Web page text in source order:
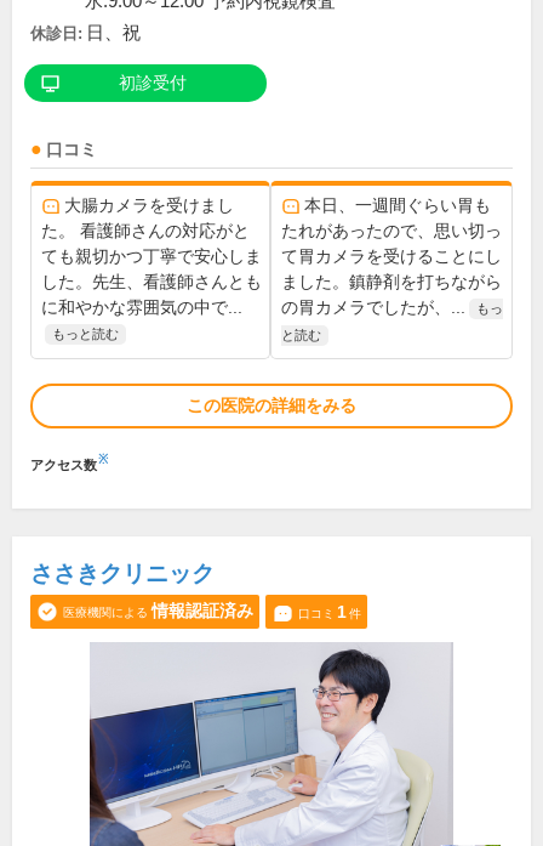
休診日: 日、祝
初診受付
口コミ
大腸カメラを受けまし
た。 看護師さんの対応がと
ても親切かつ丁寧で安心しま
した。先生、看護師さんとも
に和やかな雰囲気の中で...
もっと読む
本日、一週間ぐらい胃も
たれがあったので、思い切っ
て胃カメラを受けることにし
ました。鎮静剤を打ちながら
の胃カメラでしたが、...
もっ
と読む
この医院の詳細をみる
アクセス数※
ささきクリニック
医療機関による 情報認証済み 口コミ 1件